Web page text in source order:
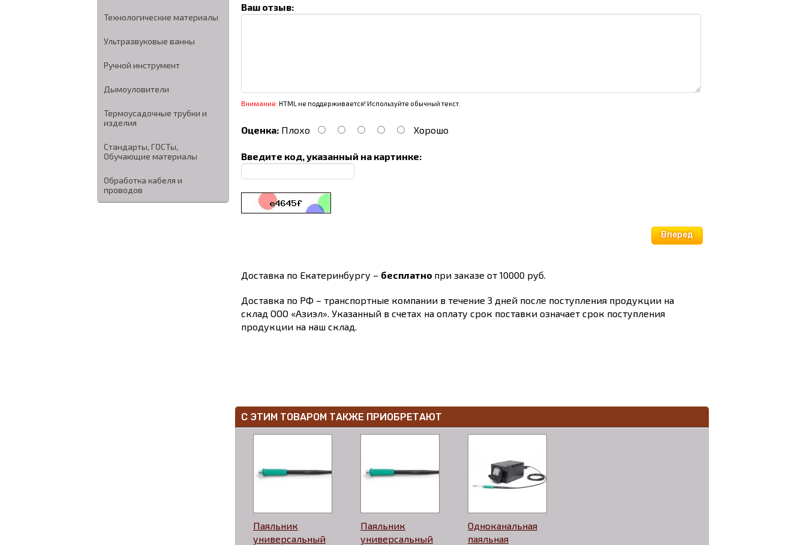
Технологические материалы
Ультразвуковые ванны
Ручной инструмент
Дымоуловители
Термоусадочные трубки и
изделия
Стандарты, ГОСТы,
Обучающие материалы
Обработка кабеля и
проводов
Ваш отзыв:
Внимание: HTML не поддерживается! Используйте обычный текст.
Оценка: Плохо Хорошо
Введите код, указанный на картинке:
Вперед
Доставка по Екатеринбургу – бесплатно при заказе от 10000 руб.
Доставка по РФ – транспортные компании в течение 3 дней после поступления продукции на
склад ООО «Азиэл». Указанный в счетах на оплату срок поставки означает срок поступления
продукции на наш склад.
С ЭТИМ ТОВАРОМ ТАКЖЕ ПРИОБРЕТАЮТ
Паяльник
универсальный
Паяльник
универсальный
Одноканальная
паяльная